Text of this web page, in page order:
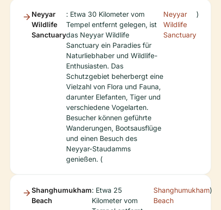
Neyyar
Wildlife
Sanctuary
: Etwa 30 Kilometer vom
Tempel entfernt gelegen, ist
das Neyyar Wildlife
Sanctuary ein Paradies für
Naturliebhaber und Wildlife-
Enthusiasten. Das
Schutzgebiet beherbergt eine
Vielzahl von Flora und Fauna,
darunter Elefanten, Tiger und
verschiedene Vogelarten.
Besucher können geführte
Wanderungen, Bootsausflüge
und einen Besuch des
Neyyar-Staudamms
genießen. (
Neyyar
Wildlife
Sanctuary
)
Shanghumukham
Beach
: Etwa 25
Kilometer vom
Shanghumukham
Beach
)